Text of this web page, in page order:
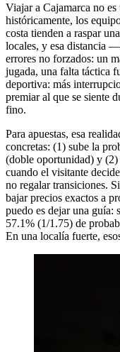
Viajar a Cajamarca no
históricamente, los
costa tienden a raspar
locales, y esa distancia
errores no forzados: un
jugada, una falta táctica
deportiva: más
premiar al que se siente
fino.
Para apuestas, esa
concretas: (1) sube la
(doble oportunidad) y (2)
cuando el visitante
no regalar transiciones.
bajar precios exactos a
puedo es dejar una guía:
57.1% (1/1.75) de
En una localía fuerte,